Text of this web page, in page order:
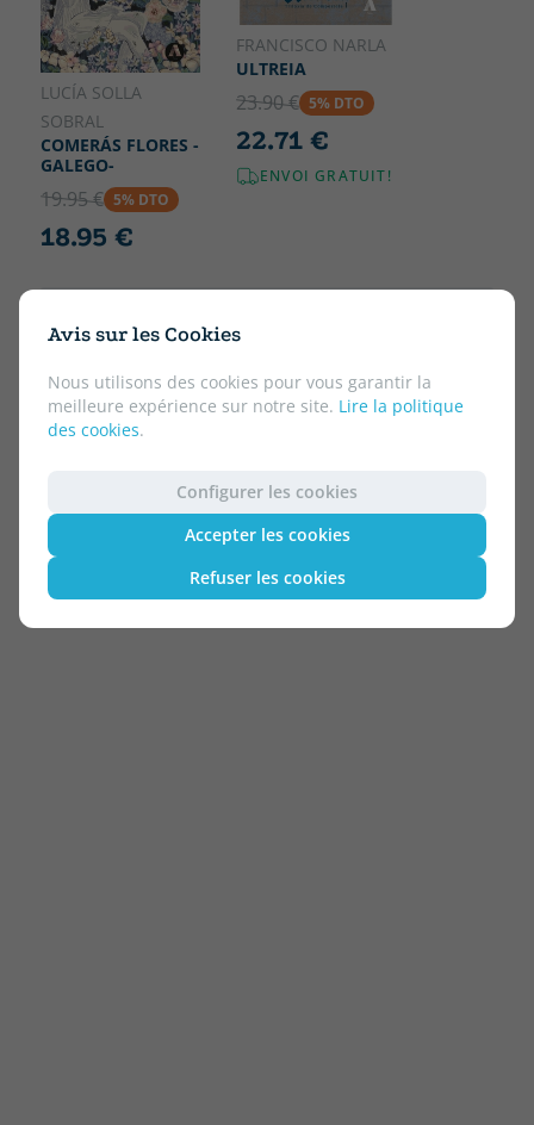
Avis sur les Cookies
Nous utilisons des cookies pour vous garantir la
meilleure expérience sur notre site. Lire la politique
des cookies.
Configurer les cookies
Accepter les cookies
Refuser les cookies
LUCÍA SOLLA
SOBRAL
COMERÁS FLORES -
GALEGO-
19.95 € 5% DTO
18.95 €
FRANCISCO NARLA
ULTREIA
23.90 € 5% DTO
22.71 €
ENVOI GRATUIT!